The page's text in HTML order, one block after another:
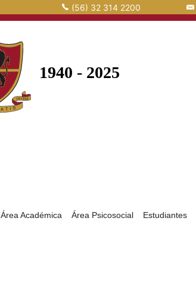
(56) 32 314 2200
Área Académica Área Psicosocial Estudiantes